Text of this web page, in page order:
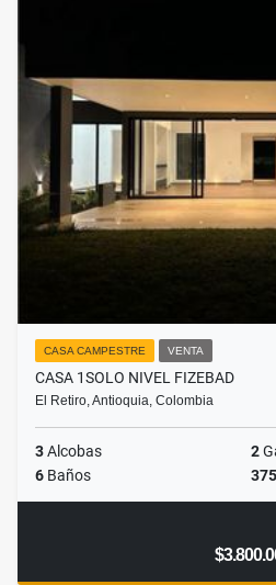
CASA CAMPESTRE VENTA
CASA 1SOLO NIVEL FIZEBAD
El Retiro, Antioquia, Colombia
3Alcobas 2
6 Baños 375